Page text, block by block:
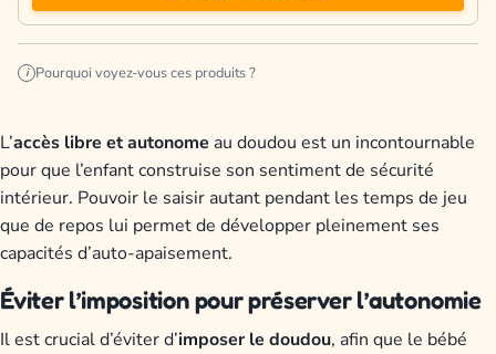
i Pourquoi voyez-vous ces produits ?
L’accès libre et autonome au doudou est un incontournable
pour que l’enfant construise son sentiment de sécurité
intérieur. Pouvoir le saisir autant pendant les temps de jeu
que de repos lui permet de développer pleinement ses
capacités d’auto-apaisement.
Éviter l’imposition pour préserver l’autonomie
Il est crucial d’éviter d’imposer le doudou, afin que le bébé